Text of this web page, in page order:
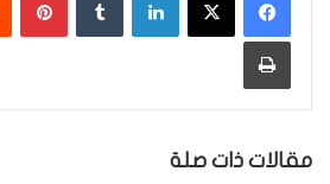
طباعة
مقالات ذات صلة